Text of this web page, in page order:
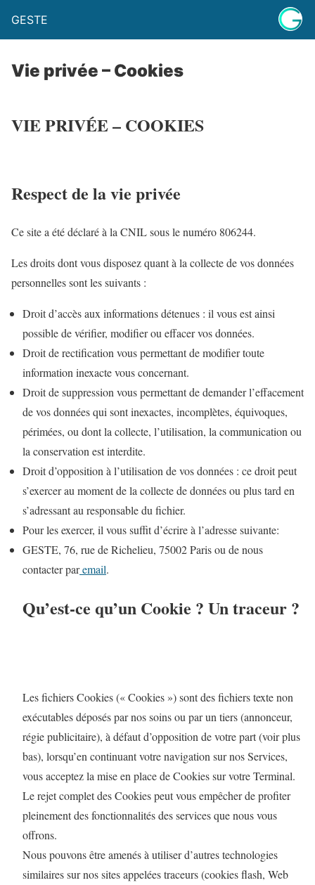
GESTE
Vie privée – Cookies
VIE PRIVÉE – COOKIES
Respect de la vie privée
Ce site a été déclaré à la CNIL sous le numéro 806244.
Les droits dont vous disposez quant à la collecte de vos données
personnelles sont les suivants :
Droit d’accès aux informations détenues : il vous est ainsi
possible de vérifier, modifier ou effacer vos données.
Droit de rectification vous permettant de modifier toute
information inexacte vous concernant.
Droit de suppression vous permettant de demander l’effacement
de vos données qui sont inexactes, incomplètes, équivoques,
périmées, ou dont la collecte, l’utilisation, la communication ou
la conservation est interdite.
Droit d’opposition à l’utilisation de vos données : ce droit peut
s’exercer au moment de la collecte de données ou plus tard en
s’adressant au responsable du fichier.
Pour les exercer, il vous suffit d’écrire à l’adresse suivante:
GESTE, 76, rue de Richelieu, 75002 Paris ou de nous
contacter paremail.
Qu’est-ce qu’un Cookie ? Un traceur ?
Les fichiers Cookies (« Cookies ») sont des fichiers texte non
exécutables déposés par nos soins ou par un tiers (annonceur,
régie publicitaire), à défaut d’opposition de votre part (voir plus
bas), lorsqu’en continuant votre navigation sur nos Services,
vous acceptez la mise en place de Cookies sur votre Terminal.
Le rejet complet des Cookies peut vous empêcher de profiter
pleinement des fonctionnalités des services que nous vous
offrons.
Nous pouvons être amenés à utiliser d’autres technologies
similaires sur nos sites appelées traceurs (cookies flash, Web